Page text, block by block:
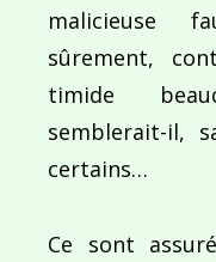
malicieuse
sûrement,
timide
semblerait-il,
certains…
Ce sont